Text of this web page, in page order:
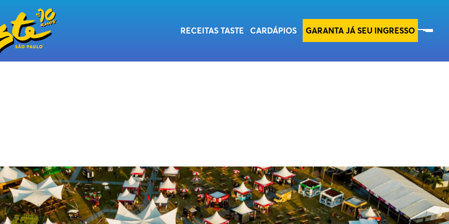
RECEITAS TASTE CARDÁPIOS GARANTA JÁ SEU INGRESSO
SOBRE O TASTE
ESG
de tudo do Taste. Assine e fique por dentro do nosso line-up, programação,
de receitas, notícias e promoções o ano todo. E não se preocupe, a gente também detesta